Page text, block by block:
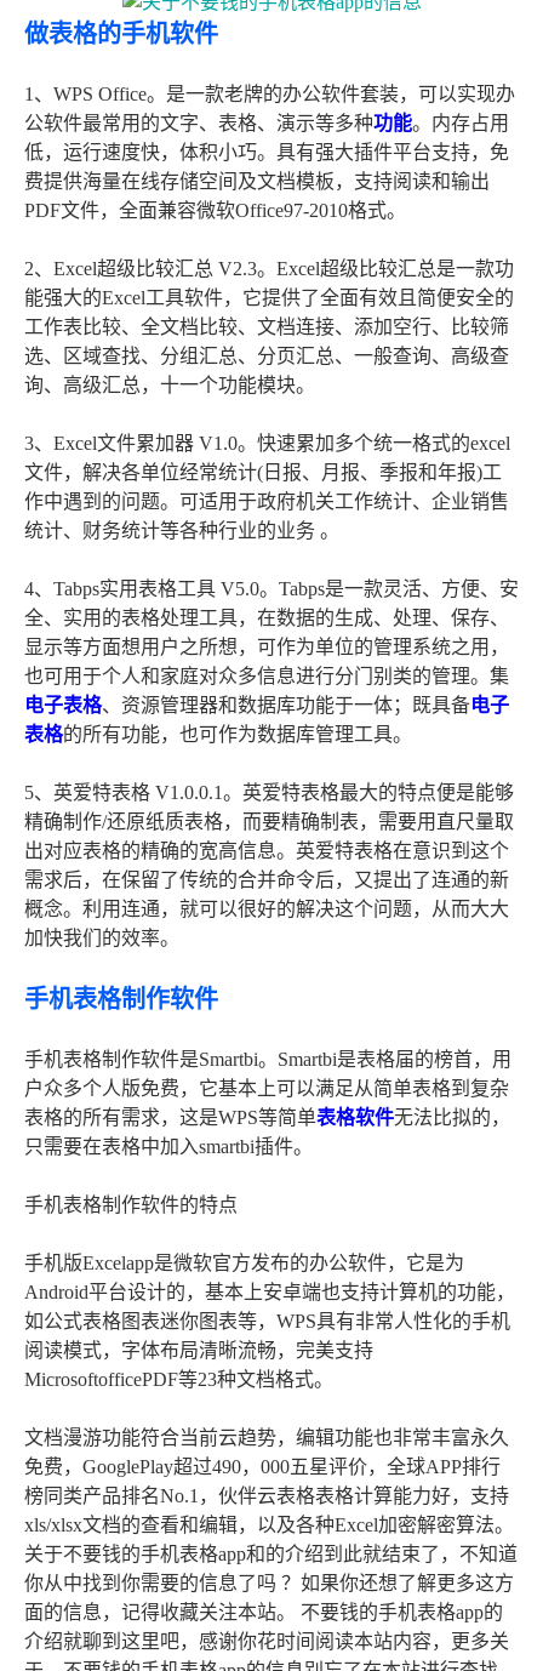
做表格的手机软件
1、WPS Office。是一款老牌的办公软件套装，可以实现办
公软件最常用的文字、表格、演示等多种功能。内存占用
低，运行速度快，体积小巧。具有强大插件平台支持，免
费提供海量在线存储空间及文档模板，支持阅读和输出
PDF文件，全面兼容微软Office97-2010格式。
2、Excel超级比较汇总 V2.3。Excel超级比较汇总是一款功
能强大的Excel工具软件，它提供了全面有效且简便安全的
工作表比较、全文档比较、文档连接、添加空行、比较筛
选、区域查找、分组汇总、分页汇总、一般查询、高级查
询、高级汇总，十一个功能模块。
3、Excel文件累加器 V1.0。快速累加多个统一格式的excel
文件，解决各单位经常统计(日报、月报、季报和年报)工
作中遇到的问题。可适用于政府机关工作统计、企业销售
统计、财务统计等各种行业的业务 。
4、Tabps实用表格工具 V5.0。Tabps是一款灵活、方便、安
全、实用的表格处理工具，在数据的生成、处理、保存、
显示等方面想用户之所想，可作为单位的管理系统之用，
也可用于个人和家庭对众多信息进行分门别类的管理。集
电子表格、资源管理器和数据库功能于一体；既具备电子
表格的所有功能，也可作为数据库管理工具。
5、英爱特表格 V1.0.0.1。英爱特表格最大的特点便是能够
精确制作/还原纸质表格，而要精确制表，需要用直尺量取
出对应表格的精确的宽高信息。英爱特表格在意识到这个
需求后，在保留了传统的合并命令后，又提出了连通的新
概念。利用连通，就可以很好的解决这个问题，从而大大
加快我们的效率。
手机表格制作软件
手机表格制作软件是Smartbi。Smartbi是表格届的榜首，用
户众多个人版免费，它基本上可以满足从简单表格到复杂
表格的所有需求，这是WPS等简单表格软件无法比拟的，
只需要在表格中加入smartbi插件。
手机表格制作软件的特点
手机版Excelapp是微软官方发布的办公软件，它是为
Android平台设计的，基本上安卓端也支持计算机的功能，
如公式表格图表迷你图表等，WPS具有非常人性化的手机
阅读模式，字体布局清晰流畅，完美支持
MicrosoftofficePDF等23种文档格式。
文档漫游功能符合当前云趋势，编辑功能也非常丰富永久
免费，GooglePlay超过490，000五星评价，全球APP排行
榜同类产品排名No.1，伙伴云表格表格计算能力好，支持
xls/xlsx文档的查看和编辑，以及各种Excel加密解密算法。
关于不要钱的手机表格app和的介绍到此就结束了，不知道
你从中找到你需要的信息了吗 ？如果你还想了解更多这方
面的信息，记得收藏关注本站。 不要钱的手机表格app的
介绍就聊到这里吧，感谢你花时间阅读本站内容，更多关